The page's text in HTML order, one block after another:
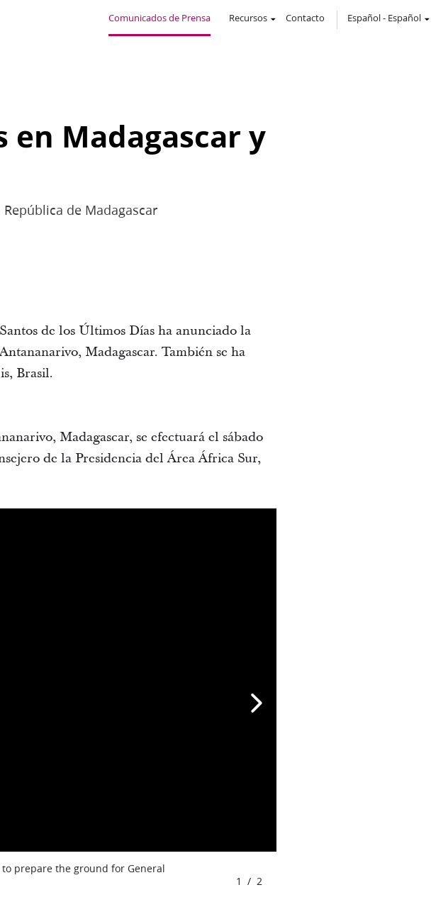
Comunicados de Prensa Recursos Contacto Español- Español
Madagascar y
de Madagascar
de los Últimos Días ha anunciado la
Madagascar. También se ha
Brasil.
Madagascar, se efectuará el sábado
de la Presidencia del Área África Sur,
prepare the ground for General
1 / 2